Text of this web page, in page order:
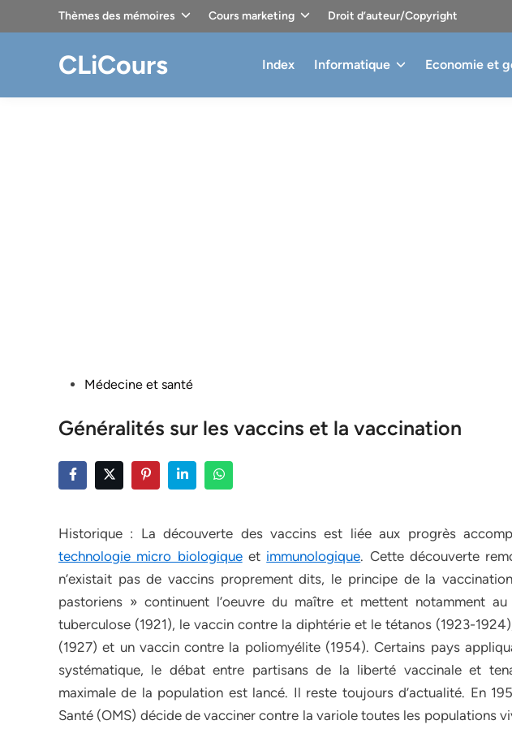
Thèmes des mémoires Cours marketing Droit d’auteur/Copyright
CLiCours Index Informatique Economie et
PostedMédecine et santé
Généralités sur les vaccins et la vaccination
Historique : La découverte des vaccins est liée aux progrès
technologie micro biologiqueet immunologique. Cette découverte
n’existait pas de vaccins proprement dits, le principe de la
pastoriens » continuent l’oeuvre du maître et mettent notamment
tuberculose (1921), le vaccin contre la diphtérie et le tétanos (1923-
(1927) et un vaccin contre la poliomyélite (1954). Certains pays
systématique, le débat entre partisans de la liberté vaccinale et
maximale de la population est lancé. Il reste toujours d’actualité. En
Santé (OMS) décide de vacciner contre la variole toutes les populations